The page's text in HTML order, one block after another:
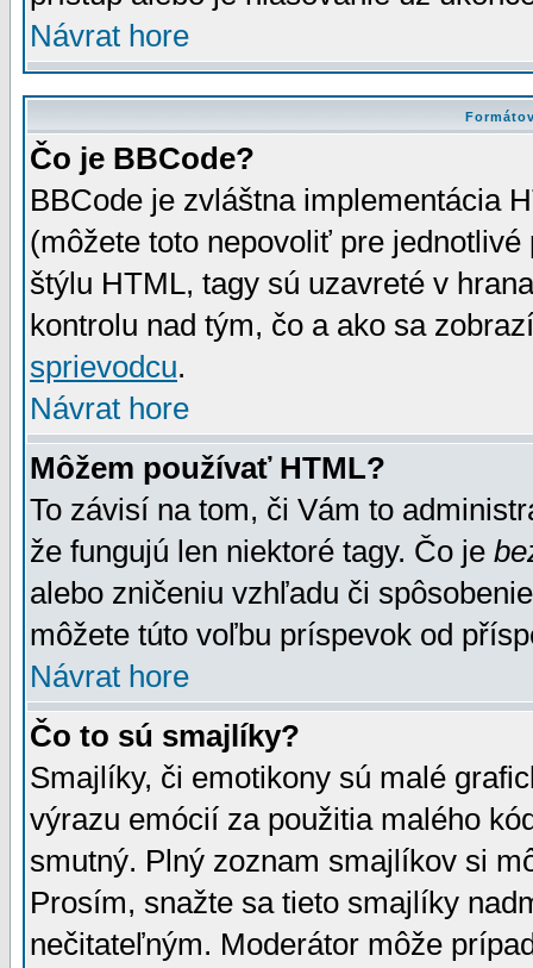
Návrat hore
Čo je BBCode?
BBCode je zvláštna implementácia
(môžete toto nepovoliť pre
štýlu HTML, tagy sú uzavreté v
kontrolu nad tým, čo a ako sa
sprievodcu.
Návrat hore
Môžem používať HTML?
To závisí na tom, či Vám to
že fungujú len niektoré tagy. Čo je
alebo zničeniu vzhľadu či
môžete túto voľbu príspevok od
Návrat hore
Čo to sú smajlíky?
Smajlíky, či emotikony sú malé
výrazu emócií za použitia malého
smutný. Plný zoznam smajlíkov si
Prosím, snažte sa tieto smajlíky
nečitateľným. Moderátor môže